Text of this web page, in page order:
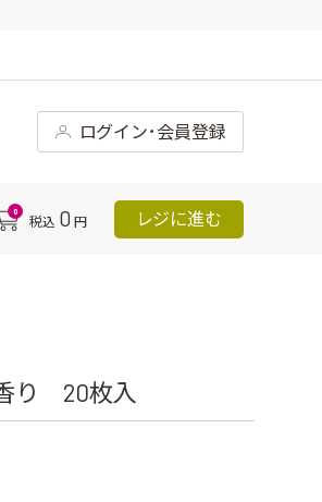
ログイン･会員登録
0
税込 0 円 レジに進む
り 20枚入